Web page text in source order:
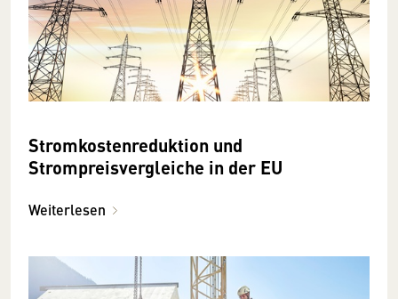
Stromkostenreduktion und
Strompreisvergleiche in der EU
Weiterlesen